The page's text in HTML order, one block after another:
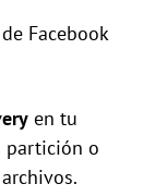
Facebook
en tu
partición o